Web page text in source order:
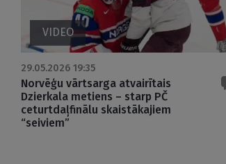
VIDEO
29.05.2026 19:35
Norvēģu vārtsarga atvairītais
Dzierkala metiens – starp PČ
ceturtdaļfinālu skaistākajiem
“seiviem”